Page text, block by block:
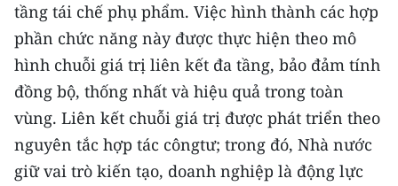
tầng tái chế phụ phẩm. Việc hình thành các hợp
phần chức năng này được thực hiện theo mô
hình chuỗi giá trị liên kết đa tầng, bảo đảm tính
đồng bộ, thống nhất và hiệu quả trong toàn
vùng. Liên kết chuỗi giá trị được phát triển theo
nguyên tắc hợp tác côngtư; trong đó, Nhà nước
giữ vai trò kiến tạo, doanh nghiệp là động lực